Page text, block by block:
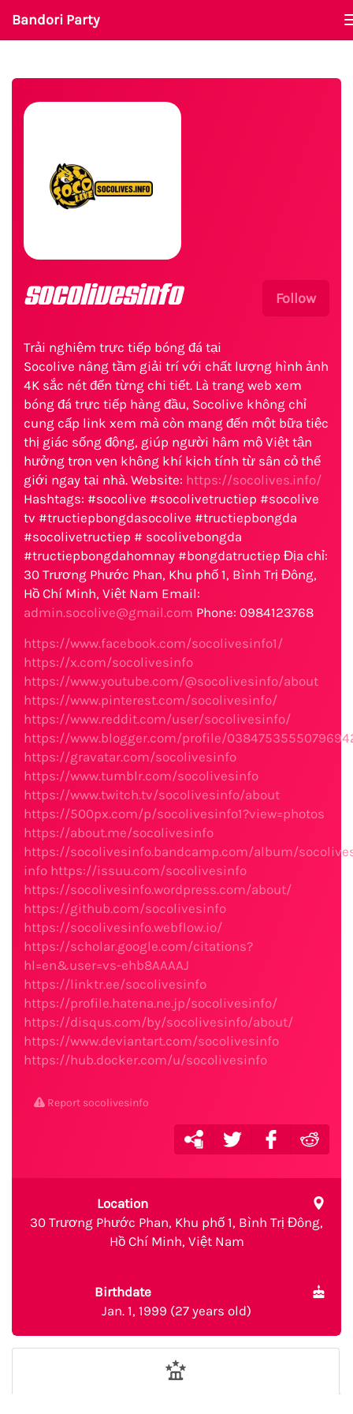
Bandori Party
Follow
socolivesinfo
Trải nghiệm trực tiếp bóng đá tại
Socolive nâng tầm giải trí với chất lượng hình ảnh
4K sắc nét đến từng chi tiết. Là trang web xem
bóng đá trực tiếp hàng đầu, Socolive không chỉ
cung cấp link xem mà còn mang đến một bữa tiệc
thị giác sống động, giúp người hâm mộ Việt tận
hưởng trọn vẹn không khí kịch tính từ sân cỏ thế
giới ngay tại nhà. Website: https://socolives.info/
Hashtags: #socolive #socolivetructiep #socolive
tv #tructiepbongdasocolive #tructiepbongda
#socolivetructiep # socolivebongda
#tructiepbongdahomnay #bongdatructiep Địa chỉ:
30 Trương Phước Phan, Khu phố 1, Bình Trị Đông,
Hồ Chí Minh, Việt Nam Email:
admin.socolive@gmail.com Phone: 0984123768
https://www.facebook.com/socolivesinfo1/
https://x.com/socolivesinfo
https://www.youtube.com/@socolivesinfo/about
https://www.pinterest.com/socolivesinfo/
https://www.reddit.com/user/socolivesinfo/
https://www.blogger.com/profile/
https://gravatar.com/socolivesinfo
https://www.tumblr.com/socolivesinfo
https://www.twitch.tv/socolivesinfo/about
https://500px.com/p/socolivesinfo1?view=photos
https://about.me/socolivesinfo
https://socolivesinfo.bandcamp.com/album/
info https://issuu.com/socolivesinfo
https://socolivesinfo.wordpress.com/about/
https://github.com/socolivesinfo
https://socolivesinfo.webflow.io/
https://scholar.google.com/citations?
hl=en&user=vs-ehb8AAAAJ
https://linktr.ee/socolivesinfo
https://profile.hatena.ne.jp/socolivesinfo/
https://disqus.com/by/socolivesinfo/about/
https://www.deviantart.com/socolivesinfo
https://hub.docker.com/u/socolivesinfo
Report socolivesinfo
Location
30 Trương Phước Phan, Khu phố 1, Bình Trị Đông,
Hồ Chí Minh, Việt Nam
Birthdate
Jan. 1, 1999 (27 years old)